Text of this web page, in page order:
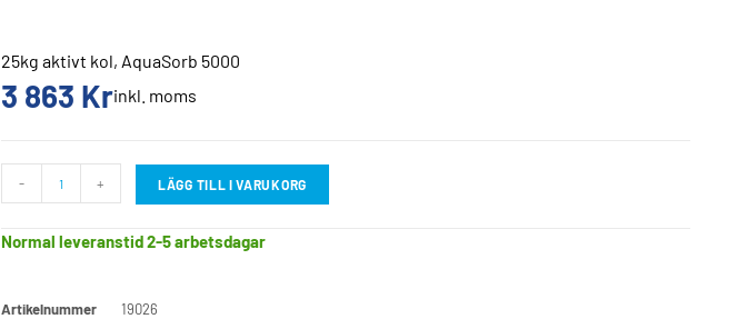
25kg aktivt kol, AquaSorb 5000
3 863 Krinkl. moms
- + LÄGG TILL I VARUKORG
Normal leveranstid 2-5 arbetsdagar
Artikelnummer
19026